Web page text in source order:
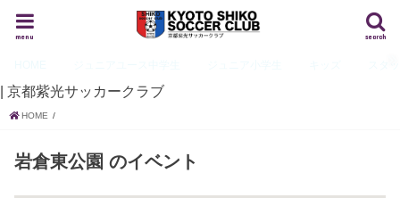
search
menu
| 京都紫光サッカークラブ
HOME
岩倉東公園 のイベント